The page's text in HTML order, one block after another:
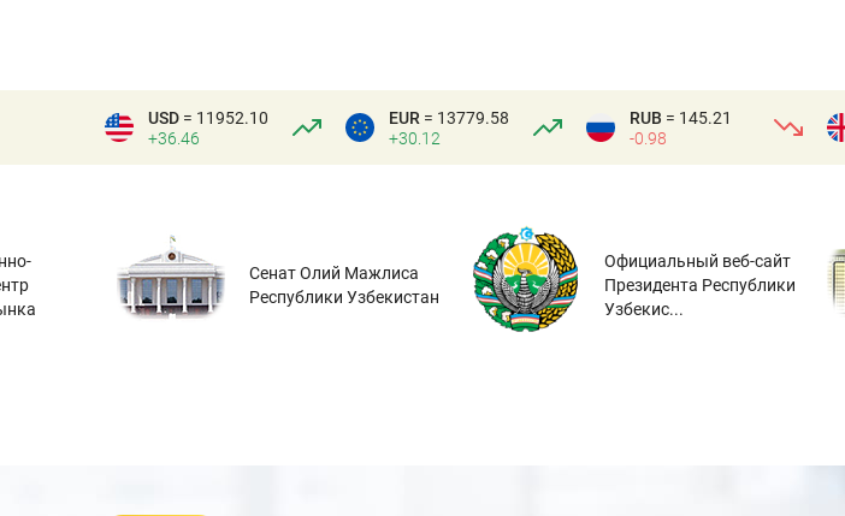
USD = 11952.10
+36.46
EUR = 13779.58
+30.12
RUB = 145.21
-0.98
Сенат Олий Мажлиса
Республики Узбекистан
Официальный веб-сайт
Президента Республики
Узбекис...